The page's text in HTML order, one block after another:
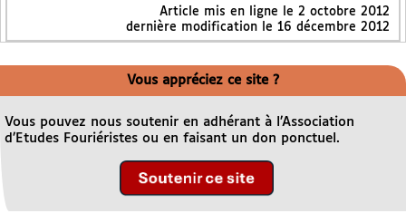
Article mis en ligne le 2 octobre 2012
dernière modification le 16 décembre 2012
Vous appréciez ce site ?
Vous pouvez nous soutenir en adhérant à l’Association
d’Etudes Fouriéristes ou en faisant un don ponctuel.